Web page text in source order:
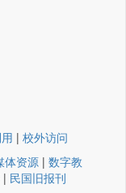
| 校外访问
体资源 | 数字教
| 民国旧报刊